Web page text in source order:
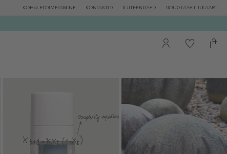
KOHALETOIMETAMINE KONTAKTID ILUTEENUSED DOUGLASE ILUKAART